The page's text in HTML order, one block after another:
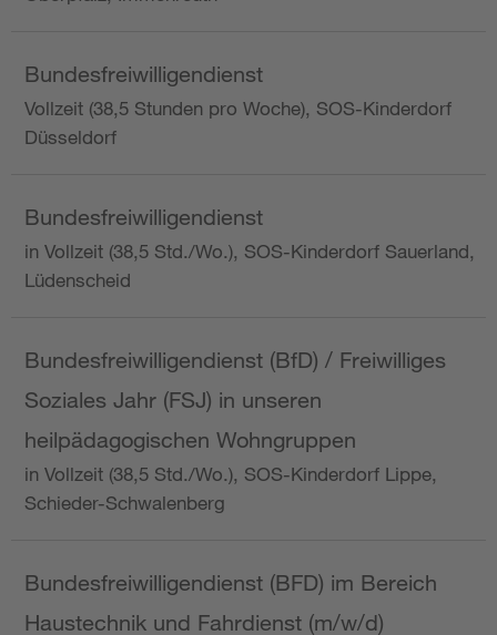
Bundesfreiwilligendienst
Vollzeit (38,5 Stunden pro Woche), SOS-Kinderdorf
Düsseldorf
Bundesfreiwilligendienst
in Vollzeit (38,5 Std./Wo.), SOS-Kinderdorf Sauerland,
Lüdenscheid
Bundesfreiwilligendienst (BfD) / Freiwilliges
Soziales Jahr (FSJ) in unseren
heilpädagogischen Wohngruppen
in Vollzeit (38,5 Std./Wo.), SOS-Kinderdorf Lippe,
Schieder-Schwalenberg
Bundesfreiwilligendienst (BFD) im Bereich
Haustechnik und Fahrdienst (m/w/d)